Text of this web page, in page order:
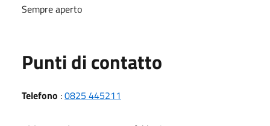
Sempre aperto
Punti di contatto
Telefono :0825 445211